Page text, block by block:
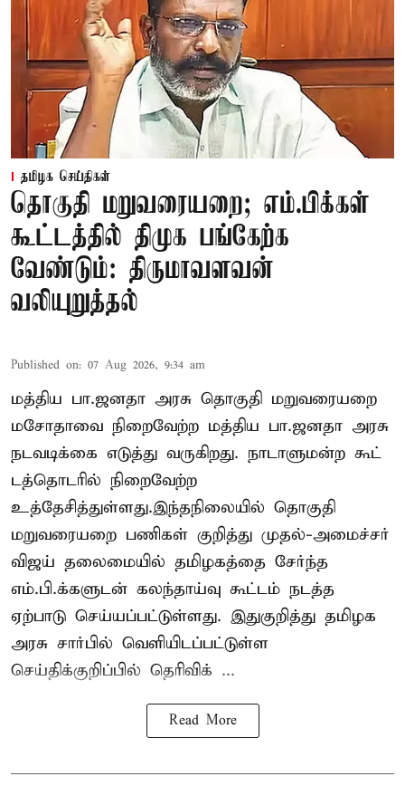
தமிழக செய்திகள்
தொகுதி மறுவரையறை; எம்.பிக்கள்
கூட்டத்தில் திமுக பங்கேற்க
வேண்டும்: திருமாவளவன்
வலியுறுத்தல்
Published on: 07 Aug 2026, 9:34 am
மத்திய பா.ஜனதா அரசு தொகுதி மறுவரையறை
மசோதாவை நிறைவேற்ற மத்திய பா.ஜனதா அரசு
நடவடிக்கை எடுத்து வருகிறது. நாடாளுமன்ற கூட்
டத்தொடரில் நிறைவேற்ற
உத்தேசித்துள்ளது.இந்தநிலையில் தொகுதி
மறுவரையறை பணிகள் குறித்து முதல்-அமைச்சர்
விஜய் தலைமையில் தமிழகத்தை சேர்ந்த
எம்.பி.க்களுடன் கலந்தாய்வு கூட்டம் நடத்த
ஏற்பாடு செய்யப்பட்டுள்ளது. இதுகுறித்து தமிழக
அரசு சார்பில் வெளியிடப்பட்டுள்ள
செய்திக்குறிப்பில் தெரிவிக் ...
Read More